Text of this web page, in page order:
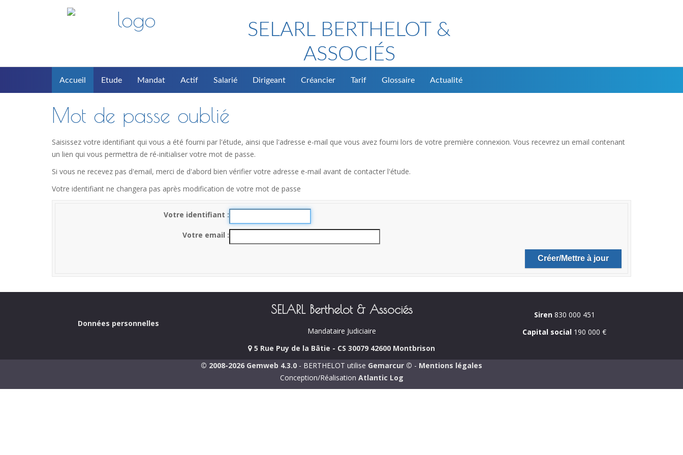
SELARL BERTHELOT &
ASSOCIÉS
Accueil Etude Mandat Actif Salarié Dirigeant Créancier Tarif Glossaire Actualité
Mot de passe oublié
Saisissez votre identifiant qui vous a été fourni par l'étude, ainsi que l'adresse e-mail que vous avez fourni lors de votre première connexion. Vous recevrez un email contenant
un lien qui vous permettra de ré-initialiser votre mot de passe.
Si vous ne recevez pas d'email, merci de d'abord bien vérifier votre adresse e-mail avant de contacter l'étude.
Votre identifiant ne changera pas après modification de votre mot de passe
Votre identifiant
Votre email
Données personnelles
SELARL Berthelot & Associés
Mandataire Judiciaire
5 Rue Puy de la Bâtie - CS 30079 42600 Montbrison
Siren830 000 451
Capital social 190 000 €
© 2008-2026 Gemweb 4.3.0 - BERTHELOT utilise Gemarcur © - Mentions légales
Conception/Réalisation Atlantic Log